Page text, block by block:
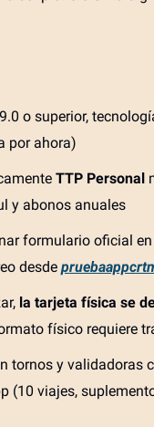
o superior,
por ahora)
TTP Personal
y abonos anuales
formulario oficial
desde
la tarjeta física se
físico requiere
tornos y validadoras
(10 viajes,